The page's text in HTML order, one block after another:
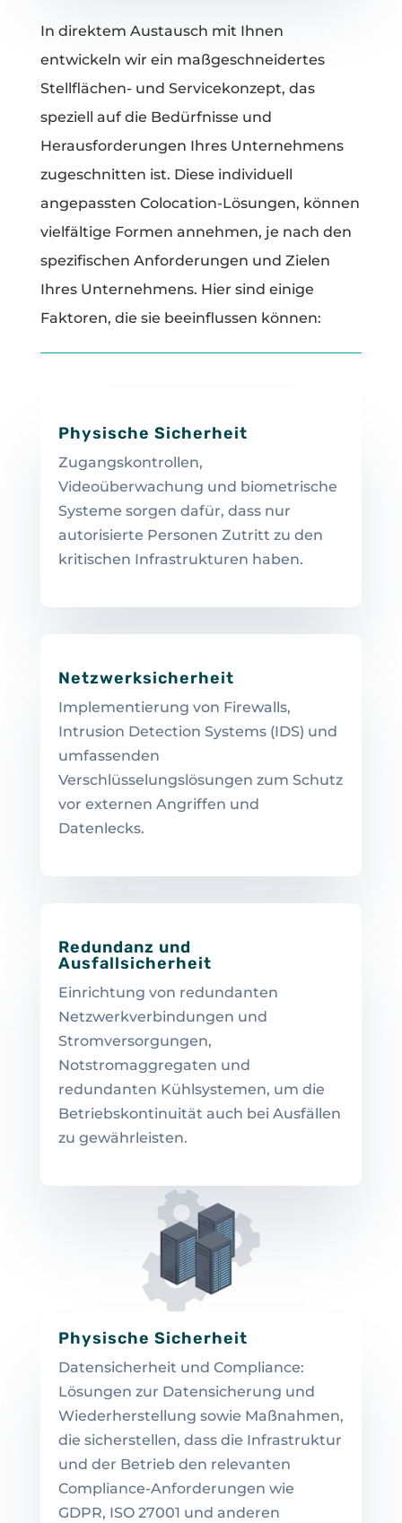
In direktem Austausch mit Ihnen
entwickeln wir ein maßgeschneidertes
Stellflächen- und Servicekonzept, das
speziell auf die Bedürfnisse und
Herausforderungen Ihres Unternehmens
zugeschnitten ist. Diese individuell
angepassten Colocation-Lösungen, können
vielfältige Formen annehmen, je nach den
spezifischen Anforderungen und Zielen
Ihres Unternehmens. Hier sind einige
Faktoren, die sie beeinflussen können:
Physische Sicherheit
Zugangskontrollen,
Videoüberwachung und biometrische
Systeme sorgen dafür, dass nur
autorisierte Personen Zutritt zu den
kritischen Infrastrukturen haben.
Netzwerksicherheit
Implementierung von Firewalls,
Intrusion Detection Systems (IDS) und
umfassenden
Verschlüsselungslösungen zum Schutz
vor externen Angriffen und
Datenlecks.
Redundanz und
Ausfallsicherheit
Einrichtung von redundanten
Netzwerkverbindungen und
Stromversorgungen,
Notstromaggregaten und
redundanten Kühlsystemen, um die
Betriebskontinuität auch bei Ausfällen
zu gewährleisten.
Physische Sicherheit
Datensicherheit und Compliance:
Lösungen zur Datensicherung und
Wiederherstellung sowie Maßnahmen,
die sicherstellen, dass die Infrastruktur
und der Betrieb den relevanten
Compliance-Anforderungen wie
GDPR, ISO 27001 und anderen